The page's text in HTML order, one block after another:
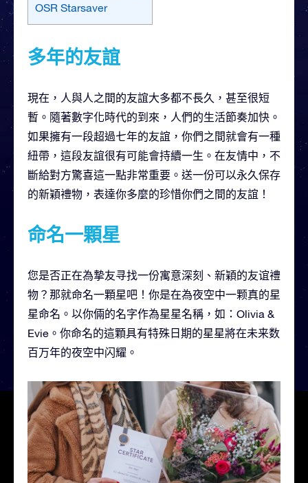
OSR Starsaver
多年的友誼
現在，人與人之間的友誼大多都不長久，甚至很短
暫。隨著數字化時代的到來，人們的生活節奏加快。
如果擁有一段超過七年的友誼，你們之間就會有一種
紐帶，這段友誼很有可能會持續一生。在友情中，不
斷給對方驚喜這一點非常重要。送一份可以永久保存
的新穎禮物，表達你多麼的珍惜你們之間的友誼！
命名一顆星
您是否正在為摯友寻找一份寓意深刻、新穎的友谊禮
物？那就命名一顆星吧！你是在為夜空中一颗真的星
星命名。以你倆的名字作為星星名稱，如：Olivia &
Evie。你命名的這顆具有特殊日期的星星將在未来数
百万年的夜空中闪耀。